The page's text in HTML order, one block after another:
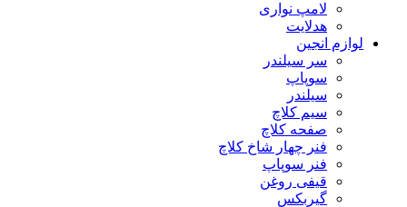
لامپ نواری
هدلایت
لوازم انجین
سر سیلندر
سوپاپ
سیلندر
سیم کلاچ
صفحه کلاچ
فنر چهار شاخ کلاچ
فنر سوپاپ
قیفی روغن
گیربکس